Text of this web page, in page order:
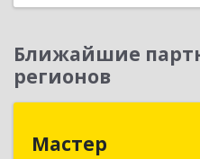
Ближайшие
регионов
Мастер